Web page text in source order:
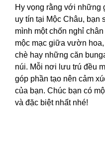
Hy vọng rằng với những
uy tín tại Mộc Châu, bạn
mình một chốn nghỉ
mộc mạc giữa vườn
chè hay những căn
núi. Mỗi nơi lưu trú đều
góp phần tạo nên cảm
của bạn. Chúc bạn có
và đặc biệt nhất nhé!